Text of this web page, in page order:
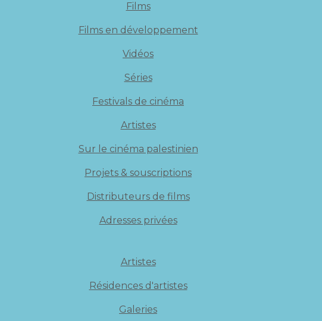
Films
Films en développement
Vidéos
Séries
Festivals de cinéma
Artistes
Sur le cinéma palestinien
Projets & souscriptions
Distributeurs de films
Adresses privées
Artistes
Résidences d'artistes
Galeries